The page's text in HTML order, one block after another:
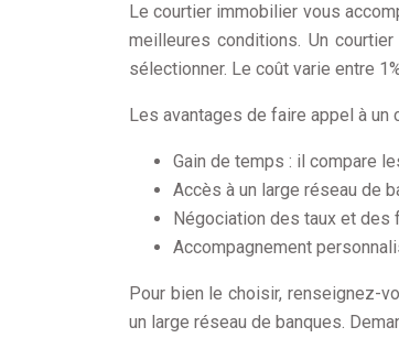
Le courtier immobilier vous
meilleures conditions. Un
sélectionner. Le coût varie entre
Les avantages de faire appel à un
Gain de temps : il compare
Accès à un large réseau de
Négociation des taux et des
Accompagnement
Pour bien le choisir, renseignez-
un large réseau de banques.